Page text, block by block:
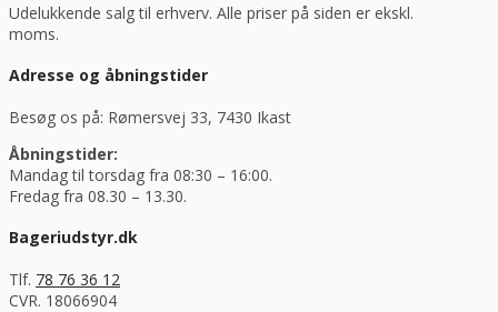
Udelukkende salg til erhverv. Alle priser på siden er ekskl.
moms.
Adresse og åbningstider
Besøg os på: Rømersvej 33, 7430 Ikast
Åbningstider:
Mandag til torsdag fra 08:30 – 16:00.
Fredag fra 08.30 – 13.30.
Bageriudstyr.dk
Tlf. 78 76 36 12
CVR. 18066904